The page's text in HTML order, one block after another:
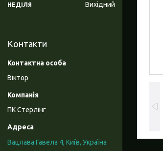
НЕДІЛЯ Вихідний
Контакти
Віктор
ПК Стерлінг
Вацлава Гавела 4, Київ, Україна